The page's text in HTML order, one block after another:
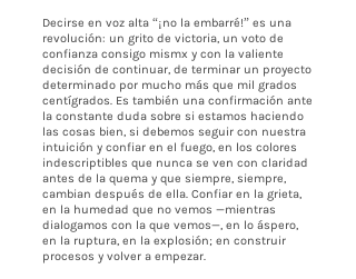
Decirse en voz alta “¡no la embarré!” es una
revolución: un grito de victoria, un voto de
confianza consigo mismx y con la valiente
decisión de continuar, de terminar un proyecto
determinado por mucho más que mil grados
centígrados. Es también una confirmación ante
la constante duda sobre si estamos haciendo
las cosas bien, si debemos seguir con nuestra
intuición y confiar en el fuego, en los colores
indescriptibles que nunca se ven con claridad
antes de la quema y que siempre, siempre,
cambian después de ella. Confiar en la grieta,
en la humedad que no vemos —mientras
dialogamos con la que vemos—, en lo áspero,
en la ruptura, en la explosión; en construir
procesos y volver a empezar.